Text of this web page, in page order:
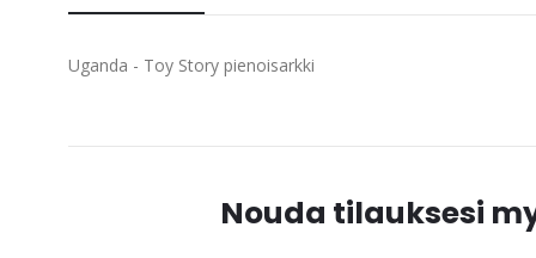
of
the
gallery
Uganda - Toy Story pienoisarkki
Nouda tilauksesi